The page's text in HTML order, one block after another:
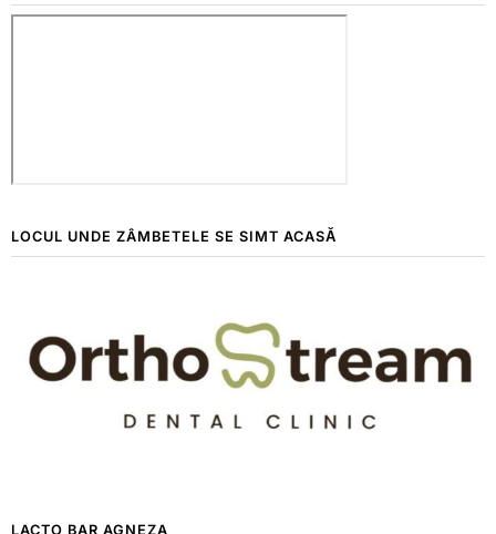
LOCUL UNDE ZÂMBETELE SE SIMT ACASĂ
LACTO BAR AGNEZA